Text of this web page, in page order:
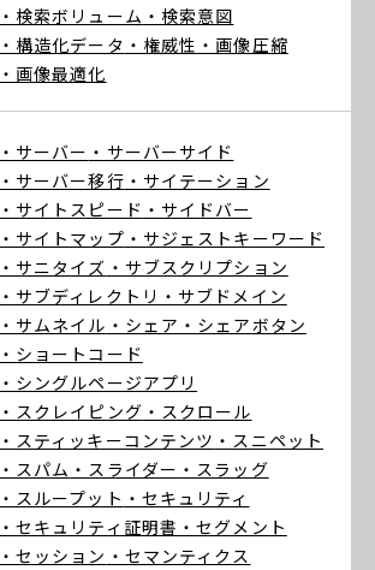
・検索ボリューム ・検索意図
・構造化データ ・権威性 ・画像圧縮
・画像最適化
・サーバー ・サーバーサイド
・サーバー移行 ・サイテーション
・サイトスピード ・サイドバー
・サイトマップ ・サジェストキーワード
・サニタイズ ・サブスクリプション
・サブディレクトリ ・サブドメイン
・サムネイル ・シェア ・シェアボタン
・ショートコード
・シングルページアプリ
・スクレイピング ・スクロール
・スティッキーコンテンツ ・スニペット
・スパム ・スライダー ・スラッグ
・スループット ・セキュリティ
・セキュリティ証明書 ・セグメント
・セッション ・セマンティクス